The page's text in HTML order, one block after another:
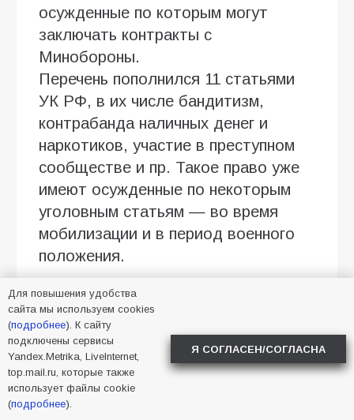
осужденные по которым могут
заключать контракты с
Минобороны.
Перечень пополнился 11 статьями
УК РФ, в их числе бандитизм,
контрабанда наличных денег и
наркотиков, участие в преступном
сообществе и пр. Такое право уже
имеют осужденные по некоторым
уголовным статьям — во время
мобилизации и в период военного
положения.
«Ни о какой новой волне
мобилизации речи не идет, я об
этом ни разу не слышал. Тем
более, что ряды контрактников
пополняются. И контрактники, и
в добровольческих
Для повышения удобства
сайта мы используем cookies
(подробнее). К сайту
подключены сервисы
Yandex.Metrika, LiveInternet,
top.mail.ru, которые также
использует файлы cookie
(подробнее).
Я СОГЛАСЕН/СОГЛАСНА